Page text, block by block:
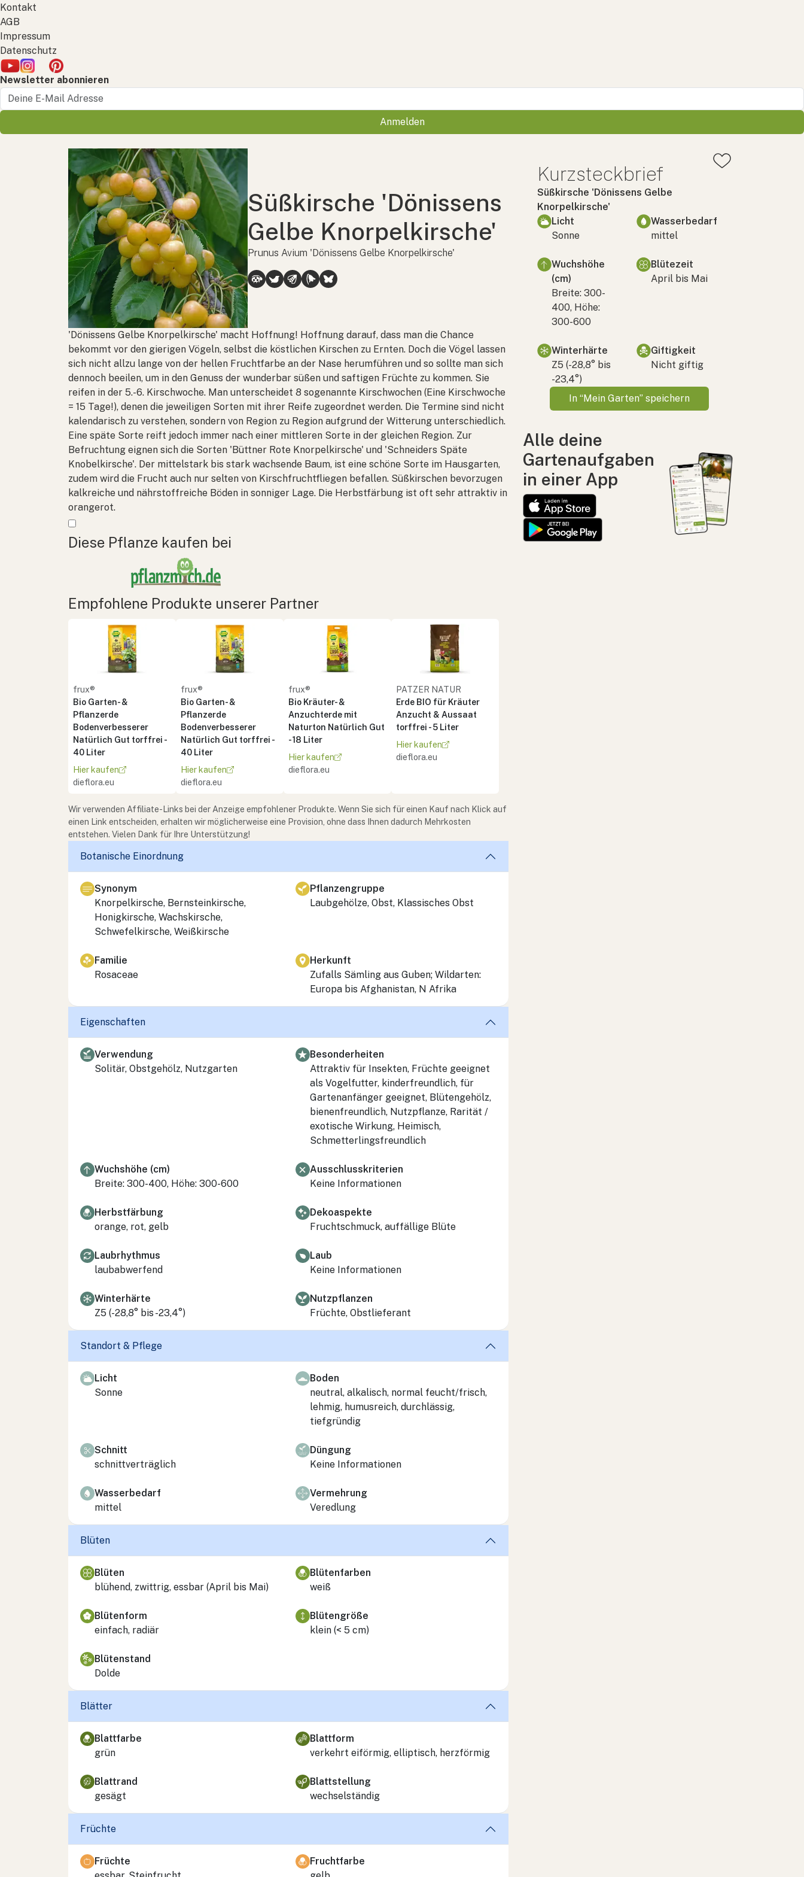
Kontakt
AGB
Impressum
Datenschutz
Newsletter abonnieren
Anmelden
Süßkirsche 'Dönissens
Gelbe Knorpelkirsche'
Prunus Avium 'Dönissens Gelbe Knorpelkirsche'
'Dönissens Gelbe Knorpelkirsche' macht Hoffnung! Hoffnung darauf, dass man die Chance
bekommt vor den gierigen Vögeln, selbst die köstlichen Kirschen zu Ernten. Doch die Vögel lassen
sich nicht allzu lange von der hellen Fruchtfarbe an der Nase herumführen und so sollte man sich
dennoch beeilen, um in den Genuss der wunderbar süßen und saftigen Früchte zu kommen. Sie
reifen in der 5.-6. Kirschwoche. Man unterscheidet 8 sogenannte Kirschwochen (Eine Kirschwoche
= 15 Tage!), denen die jeweiligen Sorten mit ihrer Reife zugeordnet werden. Die Termine sind nicht
kalendarisch zu verstehen, sondern von Region zu Region aufgrund der Witterung unterschiedlich.
Eine späte Sorte reift jedoch immer nach einer mittleren Sorte in der gleichen Region. Zur
Befruchtung eignen sich die Sorten 'Büttner Rote Knorpelkirsche' und 'Schneiders Späte
Knobelkirsche'. Der mittelstark bis stark wachsende Baum, ist eine schöne Sorte im Hausgarten,
zudem wird die Frucht auch nur selten von Kirschfruchtfliegen befallen. Süßkirschen bevorzugen
kalkreiche und nährstoffreiche Böden in sonniger Lage. Die Herbstfärbung ist oft sehr attraktiv in
orangerot.
Mehr anzeigen
Diese Pflanze kaufen bei
Empfohlene Produkte unserer Partner
frux®
Bio Garten- &
Pflanzerde
Bodenverbesserer
Natürlich Gut torffrei -
40 Liter
Hier kaufen
dieflora.eu
frux®
Bio Garten- &
Pflanzerde
Bodenverbesserer
Natürlich Gut torffrei -
40 Liter
Hier kaufen
dieflora.eu
frux®
Bio Kräuter- &
Anzuchterde mit
Naturton Natürlich Gut
- 18 Liter
Hier kaufen
dieflora.eu
PATZER NATUR
Erde BIO für Kräuter
Anzucht & Aussaat
torffrei - 5 Liter
Hier kaufen
dieflora.eu
Wir verwenden Affiliate-Links bei der Anzeige empfohlener Produkte. Wenn Sie sich für einen Kauf nach Klick auf
einen Link entscheiden, erhalten wir möglicherweise eine Provision, ohne dass Ihnen dadurch Mehrkosten
entstehen. Vielen Dank für Ihre Unterstützung!
Botanische Einordnung
Synonym
Knorpelkirsche, Bernsteinkirsche,
Honigkirsche, Wachskirsche,
Schwefelkirsche, Weißkirsche
Pflanzengruppe
Laubgehölze, Obst, Klassisches Obst
Familie
Rosaceae
Herkunft
Zufalls Sämling aus Guben; Wildarten:
Europa bis Afghanistan, N Afrika
Eigenschaften
Verwendung
Solitär, Obstgehölz, Nutzgarten
Besonderheiten
Attraktiv für Insekten, Früchte geeignet
als Vogelfutter, kinderfreundlich, für
Gartenanfänger geeignet, Blütengehölz,
bienenfreundlich, Nutzpflanze, Rarität /
exotische Wirkung, Heimisch,
Schmetterlingsfreundlich
Wuchshöhe (cm)
Breite: 300-400, Höhe: 300-600
Ausschlusskriterien
Keine Informationen
Herbstfärbung
orange, rot, gelb
Dekoaspekte
Fruchtschmuck, auffällige Blüte
Laubrhythmus
laubabwerfend
Laub
Keine Informationen
Winterhärte
Z5 (-28,8° bis -23,4°)
Nutzpflanzen
Früchte, Obstlieferant
Standort & Pflege
Licht
Sonne
Boden
neutral, alkalisch, normal feucht/frisch,
lehmig, humusreich, durchlässig,
tiefgründig
Schnitt
schnittverträglich
Düngung
Keine Informationen
Wasserbedarf
mittel
Vermehrung
Veredlung
Blüten
Blüten
blühend, zwittrig, essbar (April bis Mai)
Blütenfarben
weiß
Blütenform
einfach, radiär
Blütengröße
klein (< 5 cm)
Blütenstand
Dolde
Blätter
Blattfarbe
grün
Blattform
verkehrt eiförmig, elliptisch, herzförmig
Blattrand
gesägt
Blattstellung
wechselständig
Früchte
Früchte
Fruchtfarbe
Kurzsteckbrief
Süßkirsche 'Dönissens Gelbe
Knorpelkirsche'
Licht
Sonne
Wasserbedarf
mittel
Wuchshöhe
(cm)
Breite: 300-
400, Höhe:
300-600
Blütezeit
April bis Mai
Winterhärte
Z5 (-28,8° bis
-23,4°)
Giftigkeit
Nicht giftig
In “Mein Garten” speichern
Alle deine
Gartenaufgaben
in einer App